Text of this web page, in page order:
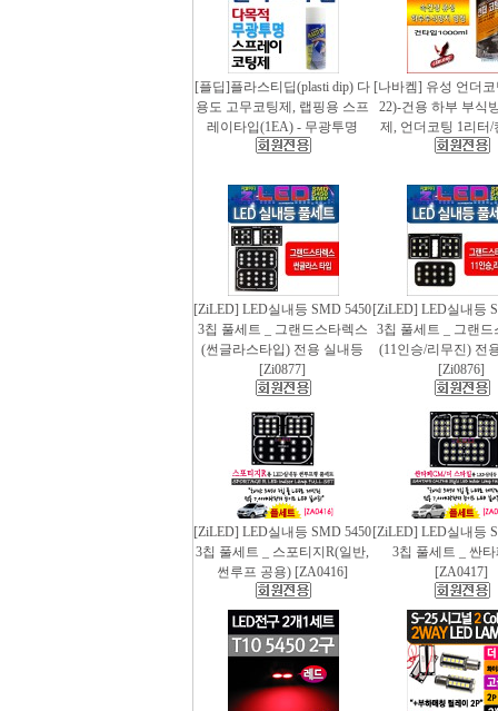
[플딥]플라스티딥(plasti dip) 다
용도 고무코팅제, 랩핑용 스프
레이타입(1EA) - 무광투명
[나바켐] 유성 언더
22)-건용 하부 부식
제, 언더코팅 1리터/
[ZiLED] LED실내등 SMD 5450
3칩 풀세트 _ 그랜드스타렉스
(썬글라스타입) 전용 실내등
[Zi0877]
[ZiLED] LED실내등
3칩 풀세트 _ 그랜드
(11인승/리무진) 전
[Zi0876]
[ZiLED] LED실내등 SMD 5450
3칩 풀세트 _ 스포티지R(일반,
썬루프 공용) [ZA0416]
[ZiLED] LED실내등
3칩 풀세트 _ 싼
[ZA0417]